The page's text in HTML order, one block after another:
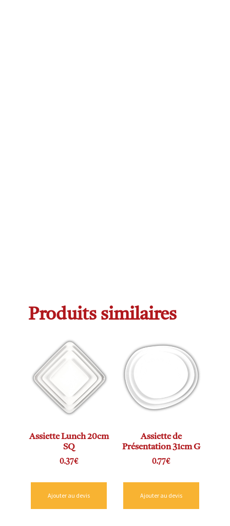
Produits similaires
Assiette Lunch 20cm
SQ
0.37€
Ajouter au devis
Assiette de
Présentation 31cm G
0.77€
Ajouter au devis